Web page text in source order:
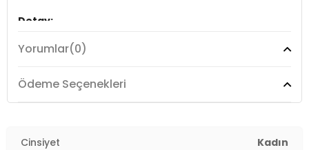
Detay:
7DS25862000S2.6596
Yorumlar(0)
Ödeme Seçenekleri
Cinsiyet Kadın